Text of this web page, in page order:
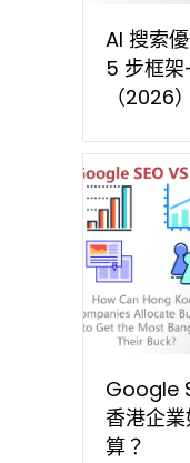
AI 搜索
5 步框
（2026）
Google
香港企
算？